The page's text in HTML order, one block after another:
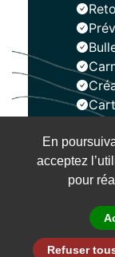
En
acceptez
pour
Refuser